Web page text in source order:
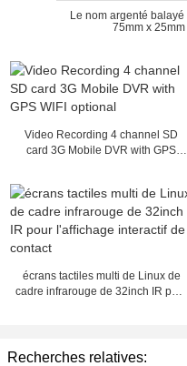
Le nom argenté
75mm x
Video Recording 4 channel SD
card 3G Mobile DVR with GPS
écrans tactiles multi de Linux de
cadre infrarouge de 32inch IR pour
Recherches relatives: